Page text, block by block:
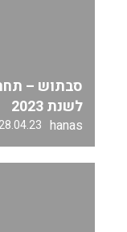
סבתוש –
לשנת 2023
hanas
28.04.23